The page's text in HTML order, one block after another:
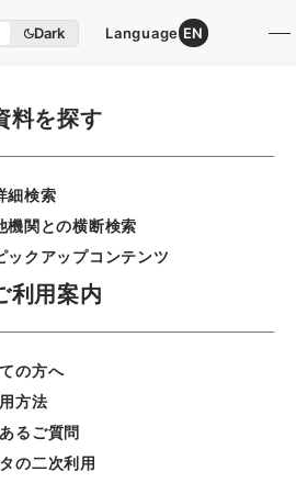
Dark Language EN
料を探す
細検索
機関との横断検索
ックアップコンテンツ
利用案内
の方へ
方法
るご質問
の二次利用
国立公文書館HP利用案内
報